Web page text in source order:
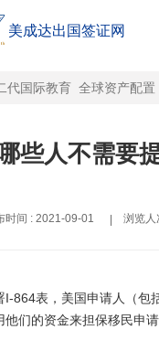
美成达出国签证网
些人不需要
时间 : 2021-09-01 | 浏览人
I-864表，美国申请人（包
他们的资金来担保移民申